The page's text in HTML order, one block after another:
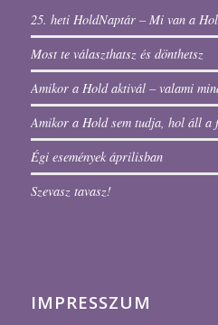
25. heti HoldNaptár – Mi van a
Most te választhatsz és dönthetsz
Amikor a Hold aktivál – valami
Amikor a Hold sem tudja, hol áll a
Égi események áprilisban
Szevasz tavasz!
IMPRESSZUM